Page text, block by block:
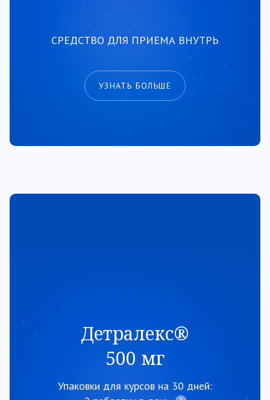
СРЕДСТВО ДЛЯ ПРИЕМА ВНУТРЬ
УЗНАТЬ БОЛЬШЕ
Детралекс®
500 мг
Упаковки для курсов на 30 дней: